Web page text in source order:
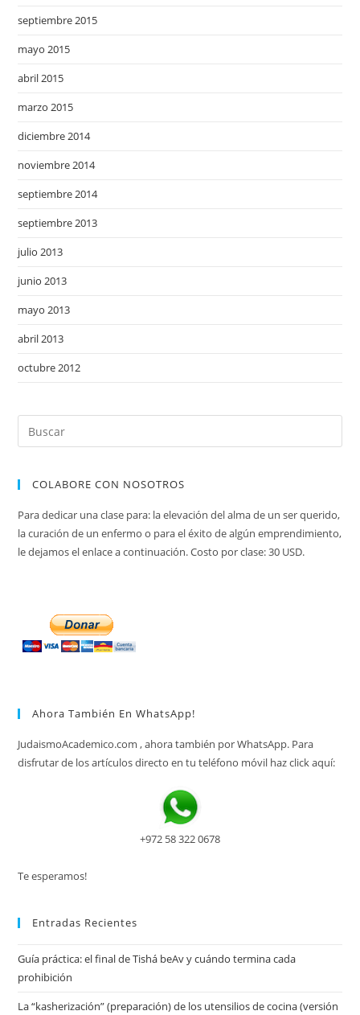
septiembre 2015
mayo 2015
abril 2015
marzo 2015
diciembre 2014
noviembre 2014
septiembre 2014
septiembre 2013
julio 2013
junio 2013
mayo 2013
abril 2013
octubre 2012
COLABORE CON NOSOTROS
Para dedicar una clase para: la elevación del alma de un ser querido,
la curación de un enfermo o para el éxito de algún emprendimiento,
le dejamos el enlace a continuación. Costo por clase: 30 USD.
Ahora También En WhatsApp!
JudaismoAcademico.com , ahora también por WhatsApp. Para
disfrutar de los artículos directo en tu teléfono móvil haz click aquí:
+972 58 322 0678
Te esperamos!
Entradas Recientes
Guía práctica: el final de Tishá beAv y cuándo termina cada
prohibición
La “kasherización” (preparación) de los utensilios de cocina (versión